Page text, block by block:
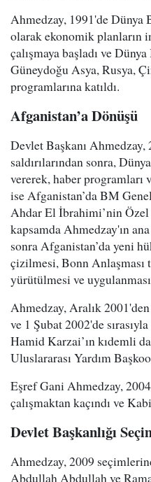
Ahmedzay, 1991'de Dünya
olarak ekonomik planların
çalışmaya başladı ve
Güneydoğu Asya, Rusya,
programlarına katıldı.
Afganistan’a Dönüşü
Devlet Başkanı
saldırılarından sonra,
vererek, haber programları
ise Afganistan’da BM
Ahdar El İbrahimi’nin Özel
kapsamda Ahmedzay'ın
sonra Afganistan’da yeni
çizilmesi, Bonn Anlaşması
yürütülmesi ve
Ahmedzay, Aralık
ve 1 Şubat 2002'de
Hamid Karzai’ın kıdemli
Uluslararası Yardım
Eşref Gani Ahmedzay,
çalışmaktan kaçındı ve
Devlet Başkanlığı
Ahmedzay, 2009
Abdullah Abdullah ve